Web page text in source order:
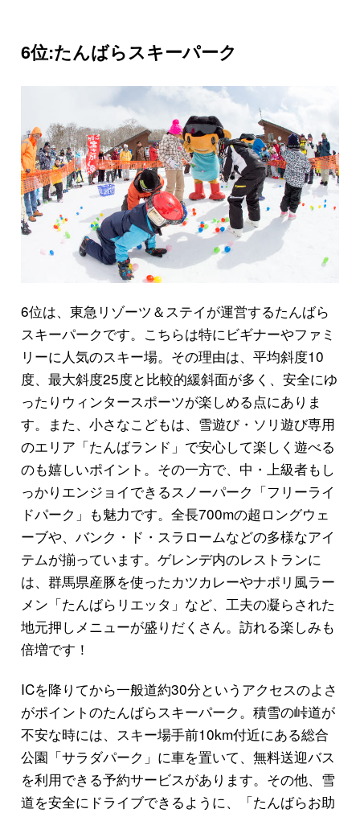
6位:たんばらスキーパーク
6位は、東急リゾーツ＆ステイが運営するたんばら
スキーパークです。こちらは特にビギナーやファミ
リーに人気のスキー場。その理由は、平均斜度10
度、最大斜度25度と比較的緩斜面が多く、安全にゆ
ったりウィンタースポーツが楽しめる点にありま
す。また、小さなこどもは、雪遊び・ソリ遊び専用
のエリア「たんばランド」で安心して楽しく遊べる
のも嬉しいポイント。その一方で、中・上級者もし
っかりエンジョイできるスノーパーク「フリーライ
ドパーク」も魅力です。全長700mの超ロングウェ
ーブや、バンク・ド・スラロームなどの多様なアイ
テムが揃っています。ゲレンデ内のレストランに
は、群馬県産豚を使ったカツカレーやナポリ風ラー
メン「たんばらリエッタ」など、工夫の凝らされた
地元押しメニューが盛りだくさん。訪れる楽しみも
倍増です！
ICを降りてから一般道約30分というアクセスのよさ
がポイントのたんばらスキーパーク。積雪の峠道が
不安な時には、スキー場手前10km付近にある総合
公園「サラダパーク」に車を置いて、無料送迎バス
を利用できる予約サービスがあります。その他、雪
道を安全にドライブできるように、「たんばらお助